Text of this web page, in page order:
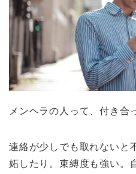
メンヘラの人って、付き合
連絡が少しでも取れないと
妬したり。束縛度も強い。